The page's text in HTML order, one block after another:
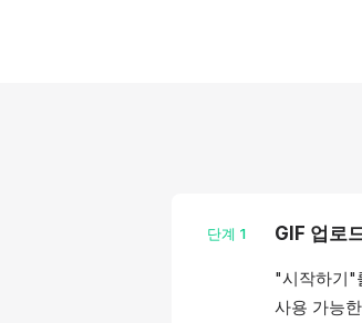
단계 1 GIF 업로
"시작하기"
사용 가능